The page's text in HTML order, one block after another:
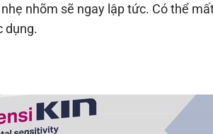
nhõm sẽ ngay lập tức. Có thể
dụng.